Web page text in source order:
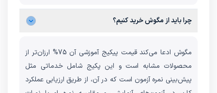
چرا باید از مگوش خرید کنیم؟
مگوش ادعا می‌کند قیمت پیکیج آموزشی آن 75% ارزان‌تر از
محصولات مشابه است و این پکیج شامل خدماتی مثل
پیش‌بینی نمره آزمون است که در آن، از طریق ارزیابی عملکرد